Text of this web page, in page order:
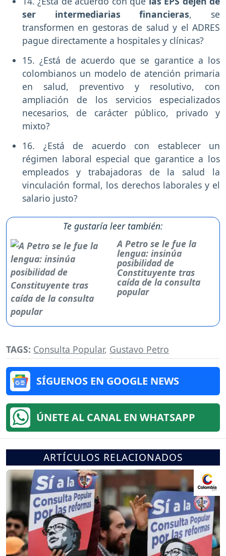
ser intermediarias financieras, se
transformen en gestoras de salud y el ADRES
pague directamente a hospitales y clínicas?
15. ¿Está de acuerdo que se garantice a los
colombianos un modelo de atención primaria
en salud, preventivo y resolutivo, con
ampliación de los servicios especializados
necesarios, de carácter público, privado y
mixto?
16. ¿Está de acuerdo con establecer un
régimen laboral especial que garantice a los
empleados y trabajadoras de la salud la
vinculación formal, los derechos laborales y el
salario justo?
Te gustaría leer también:
A Petro se le fue la
lengua: insinúa
posibilidad de
Constituyente tras
caída de la consulta
popular
TAGS: Consulta Popular, Gustavo Petro
SÍGUENOS EN GOOGLE NEWS
ÚNETE AL CANAL EN WHATSAPP
ARTÍCULOS RELACIONADOS